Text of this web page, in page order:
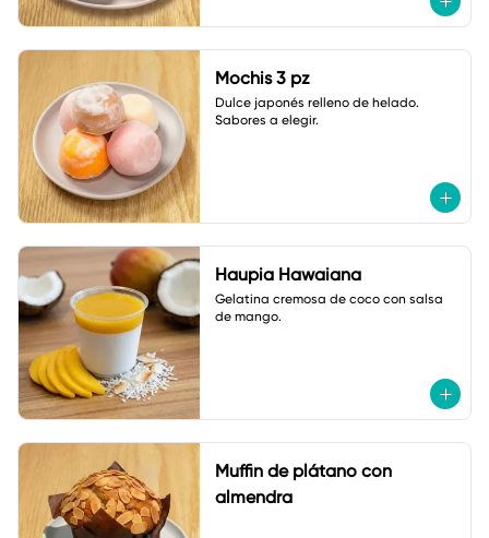
Mochis 3 pz
Dulce japonés relleno de helado.
Sabores a elegir.
Haupia Hawaiana
Gelatina cremosa de coco con salsa
de mango.
Muffin de plátano con
almendra